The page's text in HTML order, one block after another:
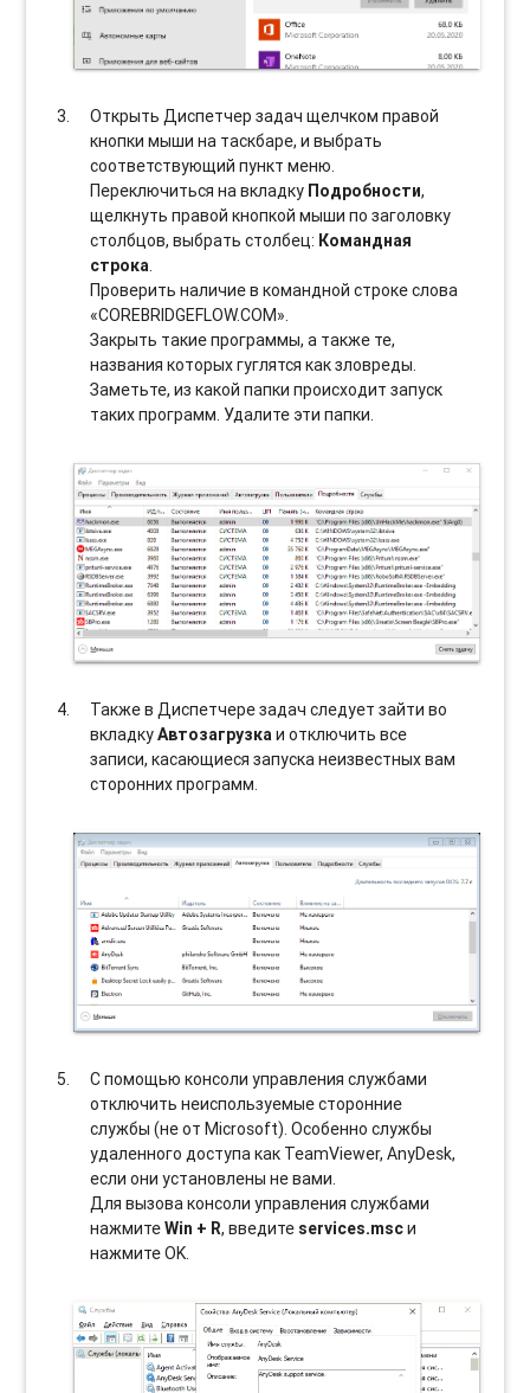
Открыть Диспетчер задач щелчком правой
кнопки мыши на таскбаре, и выбрать
соотвeтствующий пункт меню.
Переключиться на вкладку Подробности,
щелкнуть правой кнопкой мыши по заголовку
столбцов, выбрать столбец: Командная
строка.
Проверить наличие в командной строке слова
«COREBRIDGEFLOW.COM».
Закрыть такие программы, а также те,
названия которых гуглятся как зловреды.
Заметьте, из какой папки происходит запуск
таких программ. Удалите эти папки.
Также в Диспетчере задач следует зайти во
вкладкуАвтозагрузкаи отключить все
записи, касающиеся запуска неизвестных вам
сторонних программ.
С помощью консоли управления службами
отключить неиспользуемые сторонние
службы (не от Microsoft). Особенно службы
удаленного доступа как TeamViewer, AnyDesk,
если они установлены не вами.
Для вызова консоли управления службами
нажмитеWin + R, введите services.mscи
нажмите OK.